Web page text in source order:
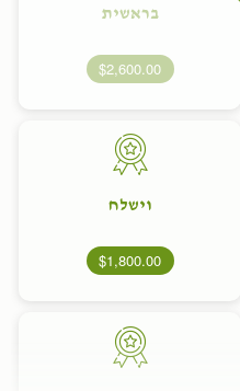
בראשית
$2,600.00
וישלח
$1,800.00